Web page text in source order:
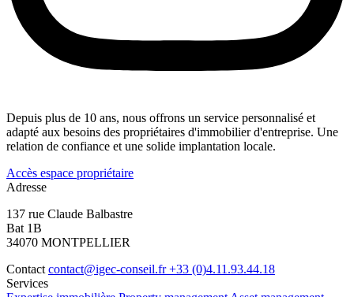
Depuis plus de 10 ans, nous offrons un service personnalisé et
adapté aux besoins des propriétaires d'immobilier d'entreprise. Une
relation de confiance et une solide implantation locale.
Accès espace propriétaire
Adresse
137 rue Claude Balbastre
Bat 1B
34070 MONTPELLIER
Contact contact@igec-conseil.fr+33 (0)4.11.93.44.18
Services